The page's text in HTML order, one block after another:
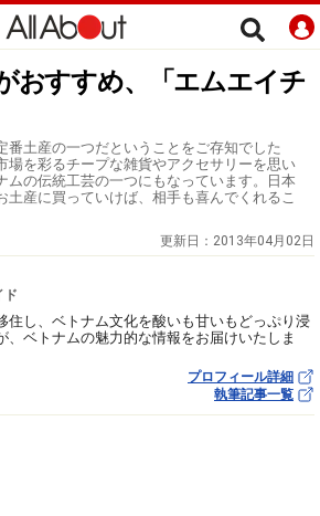
おすすめ、「エムエイチ
番土産の一つだということをご存知でした
場を彩るチープな雑貨やアクセサリーを思い
ムの伝統工芸の一つにもなっています。日本
土産に買っていけば、相手も喜んでくれるこ
更新日： 2013年04月02日
ド
住し、ベトナム文化を酸いも甘いもどっぷり浸
、ベトナムの魅力的な情報をお届けいたしま
プロフィール詳細
執筆記事一覧